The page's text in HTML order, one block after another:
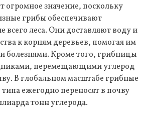
огромное значение, поскольку
грибы обеспечивают
леса. Они доставляют воду и
к корням деревьев, помогая им
и болезнями. Кроме того, грибницы
перемещающими углерод
В глобальном масштабе грибные
ежегодно переносят в почву
тонн углерода.